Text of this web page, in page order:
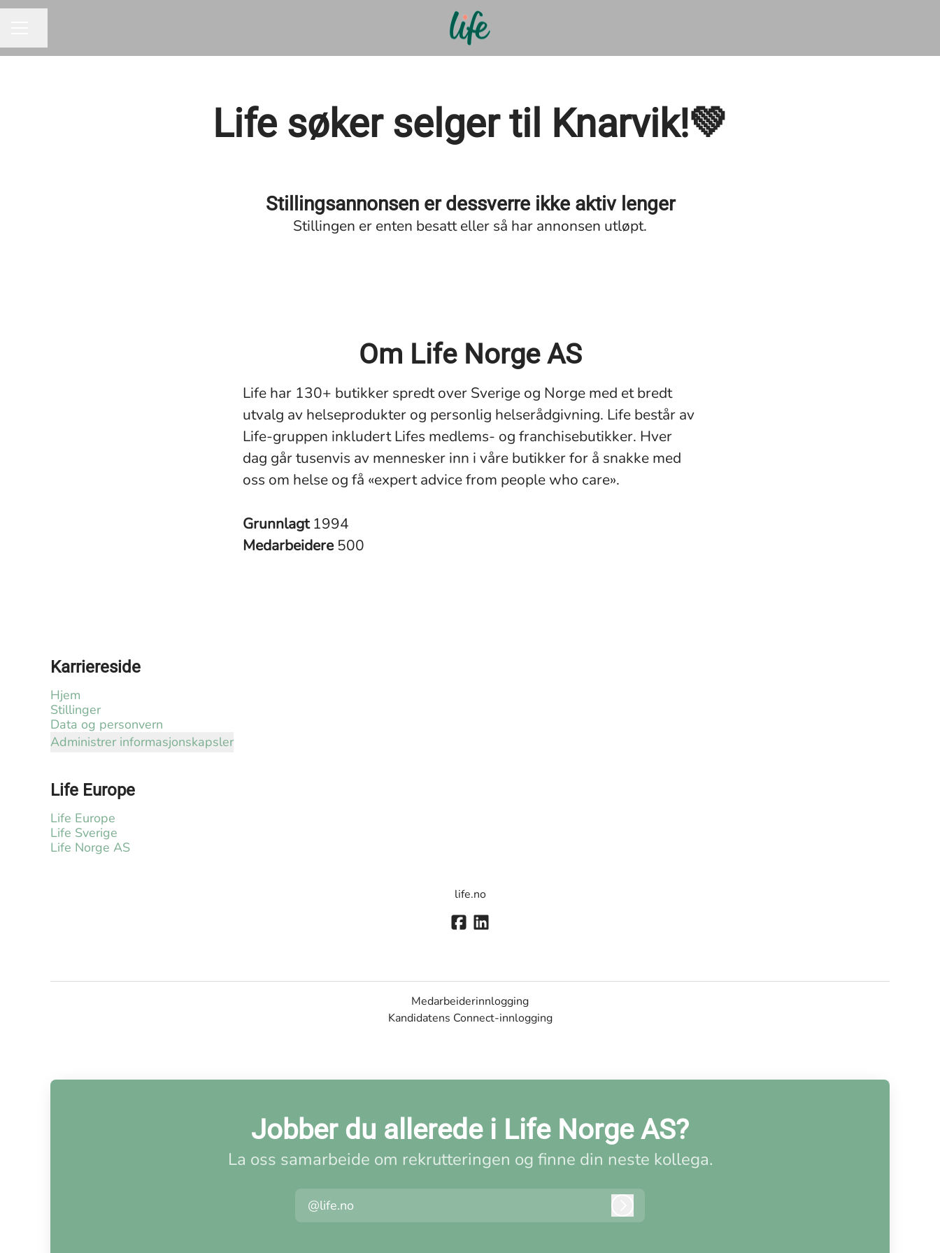
Life søker selger til Knarvik!💚
Stillingsannonsen er dessverre ikke aktiv lenger
Stillingen er enten besatt eller så har annonsen utløpt.
Om Life Norge AS
Life har 130+ butikker spredt over Sverige og Norge med et bredt
utvalg av helseprodukter og personlig helserådgivning. Life består av
Life-gruppen inkludert Lifes medlems- og franchisebutikker. Hver
dag går tusenvis av mennesker inn i våre butikker for å snakke med
oss om helse ​​og få «expert advice from people who care».
Grunnlagt1994
Medarbeidere500
Karriereside
Hjem
Stillinger
Data og personvern
Administrer informasjonskapsler
Life Europe
Life Europe
Life Sverige
Life Norge AS
life.no
Medarbeiderinnlogging
Kandidatens Connect-innlogging
Jobber du allerede i Life Norge AS?
La oss samarbeide om rekrutteringen og finne din neste kollega.
@life.no